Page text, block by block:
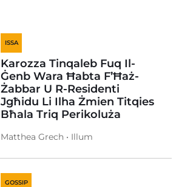
ISSA
Karozza Tinqaleb Fuq Il-
Ġenb Wara Ħabta F’Ħaż-
Żabbar U R-Residenti
Jgħidu Li Ilha Żmien Titqies
Bħala Triq Perikoluża
Matthea Grech • Illum
GOSSIP